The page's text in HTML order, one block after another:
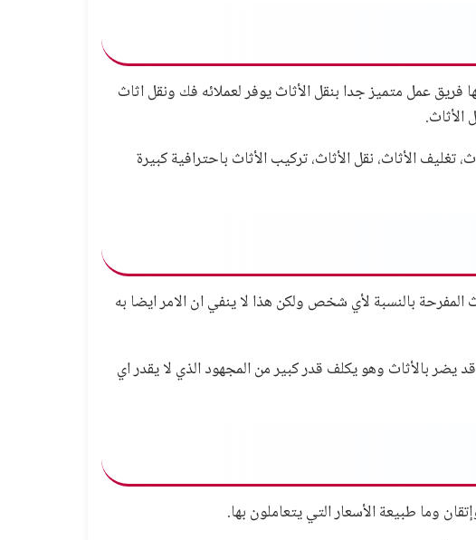
عمل متميز جدا بنقل الأثاث يوفر لعملائه فك ونقل اثاث
الأثاث.
الأثاث، نقل الأثاث، تركيب الأثاث باحترافية كبيرة
المفرحة بالنسبة لأي شخص ولكن هذا لا ينفي ان الامر ايضا به
بالأثاث وهو يكلف قدر كبير من المجهود الذي لا يقدر اي
وما طبيعة الأسعار التي يتعاملون بها.